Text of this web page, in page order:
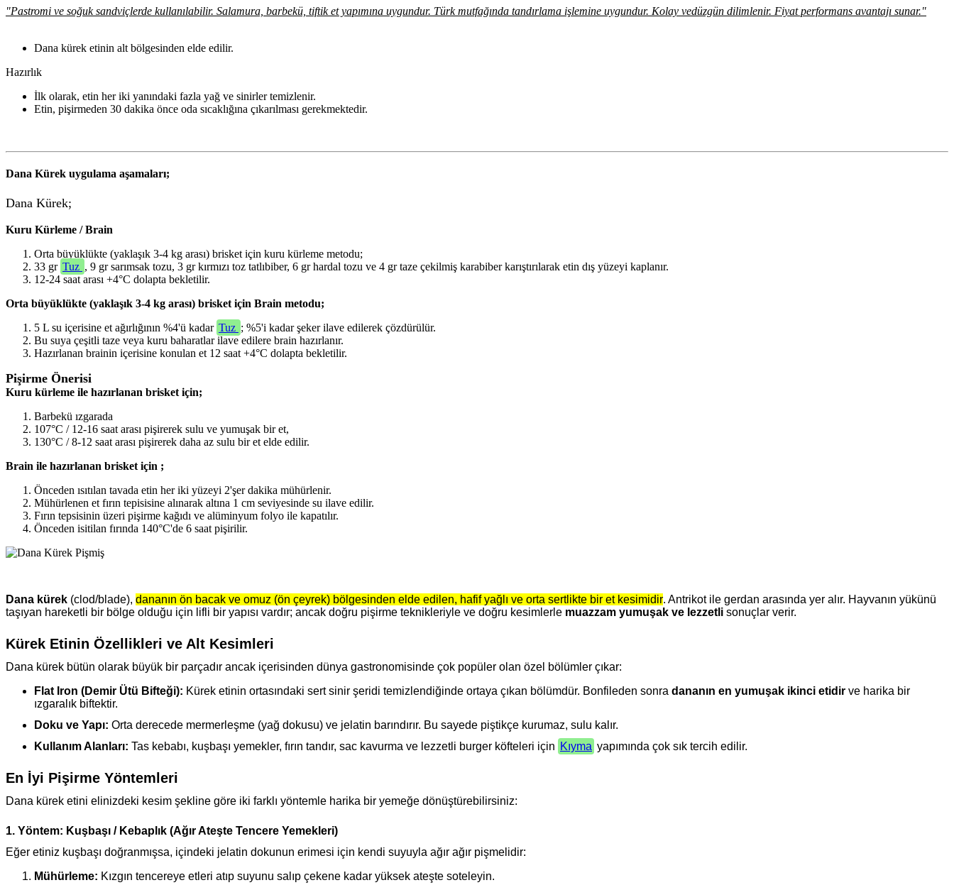
"Pastromi ve soğuk sandviçlerde kullanılabilir. Salamura, barbekü, tiftik et yapımına uygundur. Türk mutfağında tandırlama işlemine uygundur. Kolay vedüzgün dilimlenir. Fiyat performans avantajı sunar."
Dana kürek etinin alt bölgesinden elde edilir.
Hazırlık
İlk olarak, etin her iki yanındaki fazla yağ ve sinirler temizlenir.
Etin, pişirmeden 30 dakika önce oda sıcaklığına çıkarılması gerekmektedir.
Dana Kürek uygulama aşamaları;
Dana Kürek;
Kuru Kürleme / Brain
Orta büyüklükte (yaklaşık 3-4 kg arası) brisket için kuru kürleme metodu;
33 gr Tuz , 9 gr sarımsak tozu, 3 gr kırmızı toz tatlıbiber, 6 gr hardal tozu ve 4 gr taze çekilmiş karabiber karıştırılarak etin dış yüzeyi kaplanır.
12-24 saat arası +4°C dolapta bekletilir.
Orta büyüklükte (yaklaşık 3-4 kg arası) brisket için Brain metodu;
5 L su içerisine et ağırlığının %4'ü kadar Tuz ; %5'i kadar şeker ilave edilerek çözdürülür.
Bu suya çeşitli taze veya kuru baharatlar ilave edilere brain hazırlanır.
Hazırlanan brainin içerisine konulan et 12 saat +4°C dolapta bekletilir.
Pişirme Önerisi
Kuru kürleme ile hazırlanan brisket için;
Barbekü ızgarada
107°C / 12-16 saat arası pişirerek sulu ve yumuşak bir et,
130°C / 8-12 saat arası pişirerek daha az sulu bir et elde edilir.
Brain ile hazırlanan brisket için ;
Önceden ısıtılan tavada etin her iki yüzeyi 2'şer dakika mühürlenir.
Mühürlenen et fırın tepisisine alınarak altına 1 cm seviyesinde su ilave edilir.
Fırın tepsisinin üzeri pişirme kağıdı ve alüminyum folyo ile kapatılır.
Önceden isitilan fırında 140°C'de 6 saat pişirilir.
Dana kürek (clod/blade), dananın ön bacak ve omuz (ön çeyrek) bölgesinden elde edilen, hafif yağlı ve orta sertlikte bir et kesimidir. Antrikot ile gerdan arasında yer alır. Hayvanın yükünü
taşıyan hareketli bir bölge olduğu için lifli bir yapısı vardır; ancak doğru pişirme teknikleriyle ve doğru kesimlerle muazzam yumuşak ve lezzetli sonuçlar verir.
Kürek Etinin Özellikleri ve Alt Kesimleri
Dana kürek bütün olarak büyük bir parçadır ancak içerisinden dünya gastronomisinde çok popüler olan özel bölümler çıkar:
Flat Iron (Demir Ütü Bifteği): Kürek etinin ortasındaki sert sinir şeridi temizlendiğinde ortaya çıkan bölümdür. Bonfileden sonra dananın en yumuşak ikinci etidir ve harika bir
ızgaralık biftektir.
Doku ve Yapı: Orta derecede mermerleşme (yağ dokusu) ve jelatin barındırır. Bu sayede piştikçe kurumaz, sulu kalır.
Kullanım Alanları: Tas kebabı, kuşbaşı yemekler, fırın tandır, sac kavurma ve lezzetli burger köfteleri için Kıyma yapımında çok sık tercih edilir.
En İyi Pişirme Yöntemleri
Dana kürek etini elinizdeki kesim şekline göre iki farklı yöntemle harika bir yemeğe dönüştürebilirsiniz:
1. Yöntem: Kuşbaşı / Kebaplık (Ağır Ateşte Tencere Yemekleri)
Eğer etiniz kuşbaşı doğranmışsa, içindeki jelatin dokunun erimesi için kendi suyuyla ağır ağır pişmelidir:
Mühürleme: Kızgın tencereye etleri atıp suyunu salıp çekene kadar yüksek ateşte soteleyin.